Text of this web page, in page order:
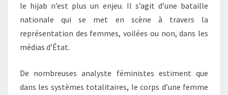
le hijab n’est plus un enjeu. Il s’agit d’une bataille
nationale qui se met en scène à travers la
représentation des femmes, voilées ou non, dans les
médias d’État.
De nombreuses analyste féministes estiment que
dans les systèmes totalitaires, le corps d’une femme